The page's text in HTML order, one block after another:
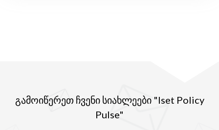
გამოიწერეთ ჩვენი სიახლეები "Iset Policy
Pulse"